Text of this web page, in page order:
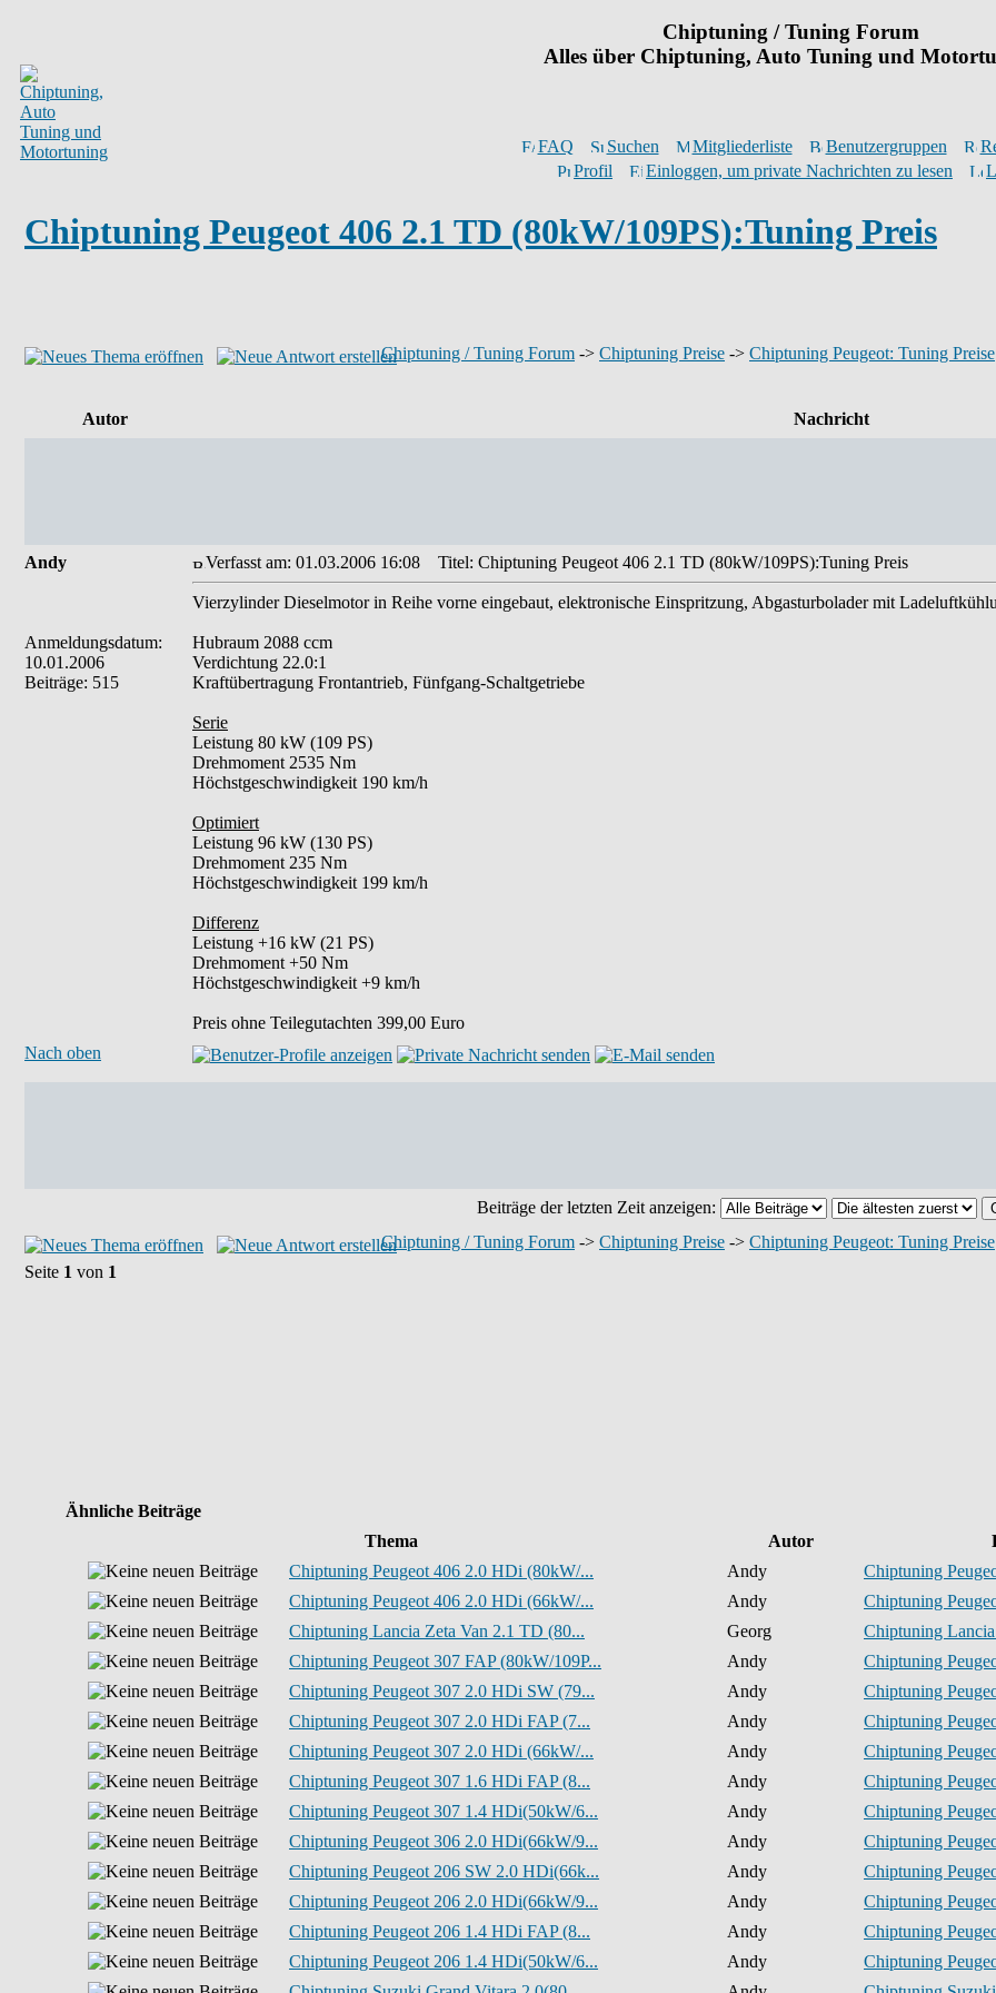
Chiptuning / Tuning Forum
Alles über Chiptuning, Auto Tuning und
FAQ Suchen Mitgliederliste Benutzergruppen
Profil
Einloggen, um private Nachrichten zu lesen
Chiptuning Peugeot 406 2.1 TD (80kW/109PS):Tuning Preis
Chiptuning / Tuning Forum -> Chiptuning Preise -> Chiptuning Peugeot: Tuning Preise
Autor Nachricht
Andy
Anmeldungsdatum:
10.01.2006
Beiträge: 515
Verfasst am: 01.03.2006 16:08 Titel: Chiptuning Peugeot 406 2.1 TD (80kW/109PS):Tuning Preis
Vierzylinder Dieselmotor in Reihe vorne eingebaut, elektronische Einspritzung, Abgasturbolader mit
Hubraum 2088 ccm
Verdichtung 22.0:1
Kraftübertragung Frontantrieb, Fünfgang-Schaltgetriebe
Serie
Leistung 80 kW (109 PS)
Drehmoment 2535 Nm
Höchstgeschwindigkeit 190 km/h
Optimiert
Leistung 96 kW (130 PS)
Drehmoment 235 Nm
Höchstgeschwindigkeit 199 km/h
Differenz
Leistung +16 kW (21 PS)
Drehmoment +50 Nm
Höchstgeschwindigkeit +9 km/h
Preis ohne Teilegutachten 399,00 Euro
Nach oben
Beiträge der letzten Zeit anzeigen:
Chiptuning / Tuning Forum -> Chiptuning Preise -> Chiptuning Peugeot: Tuning Preise
Seite 1 von 1
Ähnliche Beiträge
Thema
Autor
Chiptuning Peugeot 406 2.0 HDi (80kW/...
Andy
Chiptuning
Chiptuning Peugeot 406 2.0 HDi (66kW/...
Andy
Chiptuning
Chiptuning Lancia Zeta Van 2.1 TD (80...
Georg
Chiptuning
Chiptuning Peugeot 307 FAP (80kW/109P...
Andy
Chiptuning
Chiptuning Peugeot 307 2.0 HDi SW (79...
Andy
Chiptuning
Chiptuning Peugeot 307 2.0 HDi FAP (7...
Andy
Chiptuning
Chiptuning Peugeot 307 2.0 HDi (66kW/...
Andy
Chiptuning
Chiptuning Peugeot 307 1.6 HDi FAP (8...
Andy
Chiptuning
Chiptuning Peugeot 307 1.4 HDi(50kW/6...
Andy
Chiptuning
Chiptuning Peugeot 306 2.0 HDi(66kW/9...
Andy
Chiptuning
Chiptuning Peugeot 206 SW 2.0 HDi(66k...
Andy
Chiptuning
Chiptuning Peugeot 206 2.0 HDi(66kW/9...
Andy
Chiptuning
Chiptuning Peugeot 206 1.4 HDi FAP (8...
Andy
Chiptuning
Chiptuning Peugeot 206 1.4 HDi(50kW/6...
Andy
Chiptuning